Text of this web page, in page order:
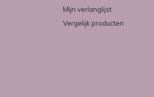
Mijn verlanglijst
Vergelijk producten